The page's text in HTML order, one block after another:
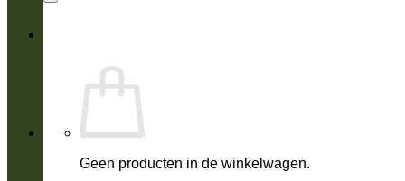
Geen producten in de winkelwagen.